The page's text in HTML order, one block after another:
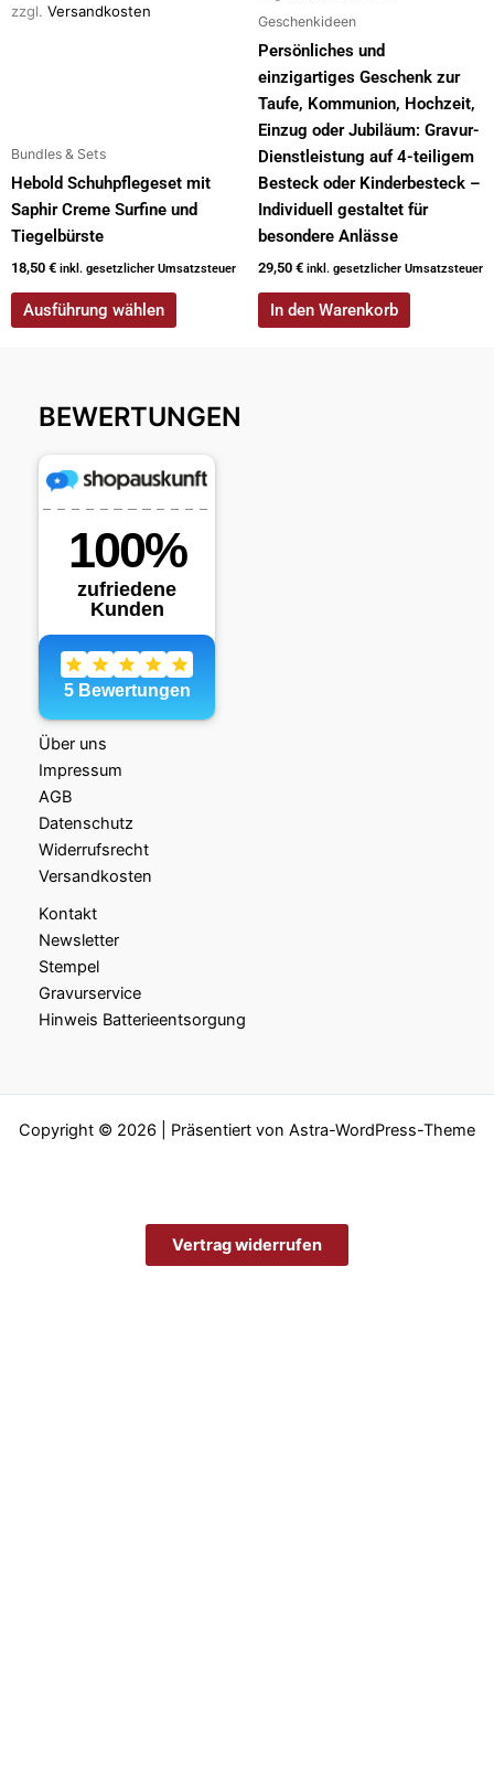
zzgl. Versandkosten
Bundles & Sets
Hebold Schuhpflegeset mit
Saphir Creme Surfine und
Tiegelbürste
18,50 € inkl. gesetzlicher Umsatzsteuer
Ausführung wählen
auf
Geschenkideen
Persönliches und
einzigartiges Geschenk zur
Taufe, Kommunion, Hochzeit,
Einzug oder Jubiläum: Gravur-
Dienstleistung auf 4-teiligem
Besteck oder Kinderbesteck –
Individuell gestaltet für
besondere Anlässe
29,50 € inkl. gesetzlicher Umsatzsteuer
In den Warenkorb
BEWERTUNGEN
Über uns
Impressum
AGB
Datenschutz
Widerrufsrecht
Versandkosten
Kontakt
Newsletter
Stempel
Gravurservice
Hinweis Batterieentsorgung
Copyright © 2026 | Präsentiert von Astra-WordPress-Theme
Vertrag widerrufen